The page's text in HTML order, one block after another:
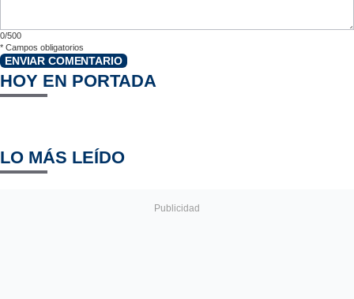
0/500
* Campos obligatorios
ENVIAR COMENTARIO
HOY EN PORTADA
LO MÁS LEÍDO